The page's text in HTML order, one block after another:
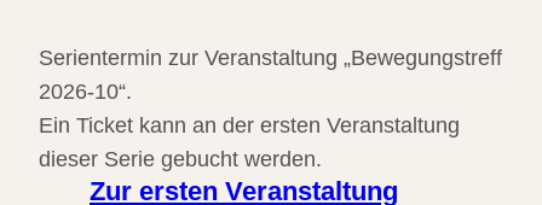
Serientermin zur Veranstaltung „Bewegungstreff
2026-10“.
Ein Ticket kann an der ersten Veranstaltung
dieser Serie gebucht werden.
Zur ersten Veranstaltung